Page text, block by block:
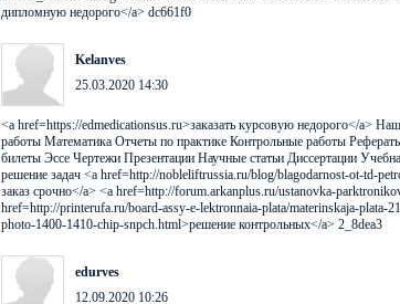
дипломную недорого</a> dc661f0
Kelanves
25.03.2020 14:30
<a href=https://edmedicationsus.ru>заказать курсовую недорого</a>
работы Математика Отчеты по практике Контрольные работы
билеты Эссе Чертежи Презентации Научные статьи Диссертации
решение задач <a href=http://nobleliftrussia.ru/blog/blagodarnost-ot-td-
заказ срочно</a> <a href=http://forum.arkanplus.ru/ustanovka-
href=http://printerufa.ru/board-assy-e-lektronnaia-plata/materinskaja-plata-
photo-1400-1410-chip-snpch.html>решение контрольных</a> 2_8dea3
edurves
12.09.2020 10:26